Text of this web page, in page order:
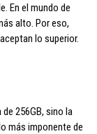
En el mundo de
alto. Por eso,
lo superior.
256GB, sino la
más imponente de